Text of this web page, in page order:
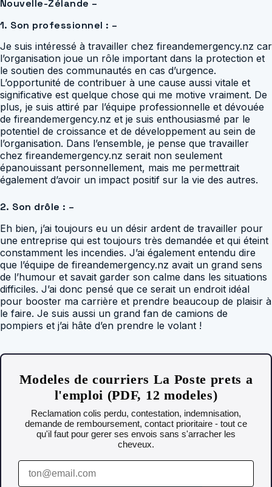
Nouvelle-Zélande –
1. Son professionnel : –
Je suis intéressé à travailler chez fireandemergency.nz car
l’organisation joue un rôle important dans la protection et
le soutien des communautés en cas d’urgence.
L’opportunité de contribuer à une cause aussi vitale et
significative est quelque chose qui me motive vraiment. De
plus, je suis attiré par l’équipe professionnelle et dévouée
de fireandemergency.nz et je suis enthousiasmé par le
potentiel de croissance et de développement au sein de
l’organisation. Dans l’ensemble, je pense que travailler
chez fireandemergency.nz serait non seulement
épanouissant personnellement, mais me permettrait
également d’avoir un impact positif sur la vie des autres.
2. Son drôle : –
Eh bien, j’ai toujours eu un désir ardent de travailler pour
une entreprise qui est toujours très demandée et qui éteint
constamment les incendies. J’ai également entendu dire
que l’équipe de fireandemergency.nz avait un grand sens
de l’humour et savait garder son calme dans les situations
difficiles. J’ai donc pensé que ce serait un endroit idéal
pour booster ma carrière et prendre beaucoup de plaisir à
le faire. Je suis aussi un grand fan de camions de
pompiers et j’ai hâte d’en prendre le volant !
Modeles de courriers La Poste prets a
l'emploi (PDF, 12 modeles)
Reclamation colis perdu, contestation, indemnisation,
demande de remboursement, contact prioritaire - tout ce
qu'il faut pour gerer ses envois sans s'arracher les
cheveux.